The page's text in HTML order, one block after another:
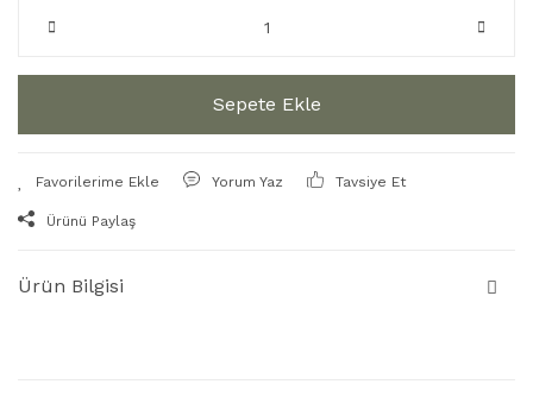
Sepete Ekle
Yorum Yaz Tavsiye Et
Ürünü Paylaş
Ürün Bilgisi